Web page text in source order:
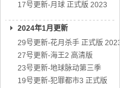
17号更新-月球 正式版 2023
2024年1月更新
29号更新-花月杀手 正式版 2023
27号更新-海王2 高清版
23号更新-地球脉动第三季
19号更新-犯罪都市3 正式版